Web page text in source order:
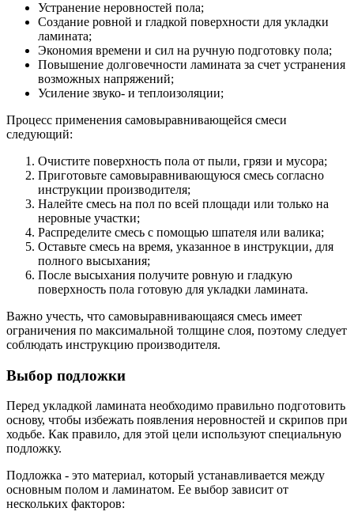
Устранение неровностей пола;
Создание ровной и гладкой поверхности для укладки
ламината;
Экономия времени и сил на ручную подготовку пола;
Повышение долговечности ламината за счет устранения
возможных напряжений;
Усиление звуко- и теплоизоляции;
Процесс применения самовыравнивающейся смеси
следующий:
Очистите поверхность пола от пыли, грязи и мусора;
Приготовьте самовыравнивающуюся смесь согласно
инструкции производителя;
Налейте смесь на пол по всей площади или только на
неровные участки;
Распределите смесь с помощью шпателя или валика;
Оставьте смесь на время, указанное в инструкции, для
полного высыхания;
После высыхания получите ровную и гладкую
поверхность пола готовую для укладки ламината.
Важно учесть, что самовыравнивающаяся смесь имеет
ограничения по максимальной толщине слоя, поэтому следует
соблюдать инструкцию производителя.
Выбор подложки
Перед укладкой ламината необходимо правильно подготовить
основу, чтобы избежать появления неровностей и скрипов при
ходьбе. Как правило, для этой цели используют специальную
подложку.
Подложка - это материал, который устанавливается между
основным полом и ламинатом. Ее выбор зависит от
нескольких факторов: